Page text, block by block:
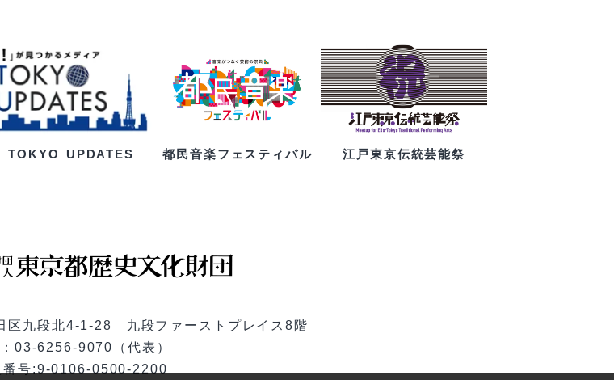
TOKYO UPDATES 都民音楽フェスティバル 江戸東京伝統芸能祭
区九段北4-1-28 九段ファーストプレイス8階
03-6256-9070（代表）
番号:9-0106-0500-2200